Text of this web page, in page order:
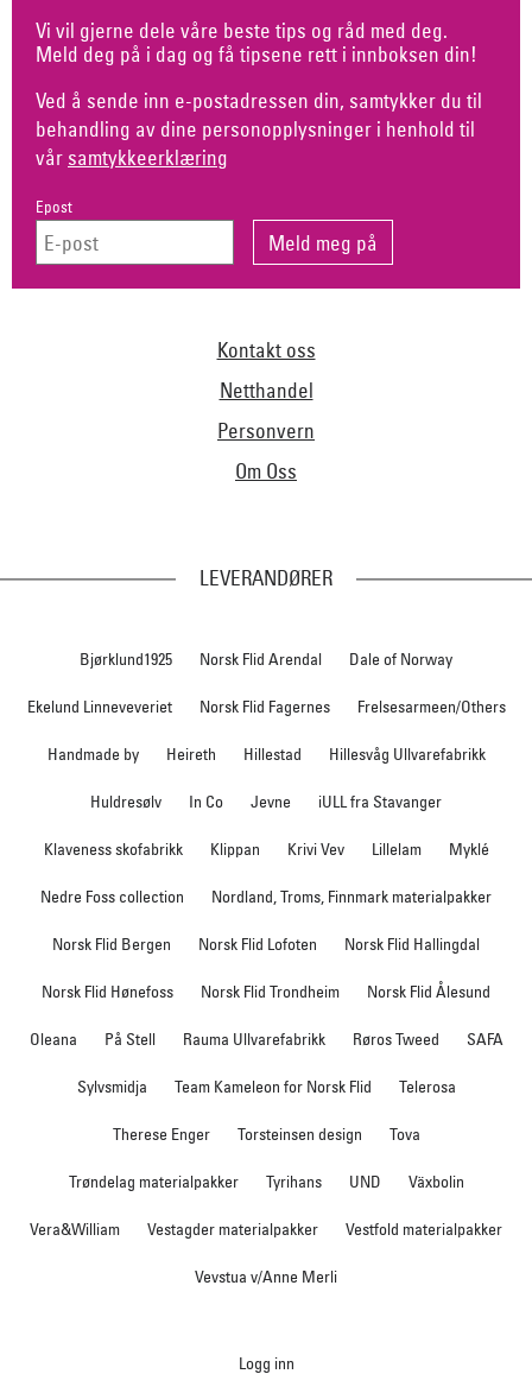
Vi vil gjerne dele våre beste tips og råd med deg.
Meld deg på i dag og få tipsene rett i innboksen din!
Ved å sende inn e-postadressen din, samtykker du til
behandling av dine personopplysninger i henhold til
vår samtykkeerklæring
Epost
Kontakt oss
Netthandel
Personvern
Om Oss
LEVERANDØRER
Bjørklund1925 Norsk Flid Arendal Dale of Norway
Ekelund Linneveveriet Norsk Flid Fagernes Frelsesarmeen/Others
Handmade by Heireth Hillestad Hillesvåg Ullvarefabrikk
Huldresølv In Co Jevne iULL fra Stavanger
Klaveness skofabrikk Klippan Krivi Vev Lillelam Myklé
Nedre Foss collection Nordland, Troms, Finnmark materialpakker
Norsk Flid Bergen Norsk Flid Lofoten Norsk Flid Hallingdal
Norsk Flid Hønefoss Norsk Flid Trondheim Norsk Flid Ålesund
Oleana På Stell Rauma Ullvarefabrikk Røros Tweed SAFA
Sylvsmidja Team Kameleon for Norsk Flid Telerosa
Therese Enger Torsteinsen design Tova
Trøndelag materialpakker Tyrihans UND Växbolin
Vera&William Vestagder materialpakker Vestfold materialpakker
Vevstua v/Anne Merli
Logg inn